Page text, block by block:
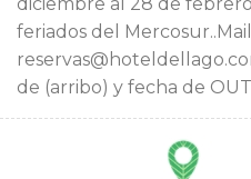
feriados del
de (arribo) y fecha de